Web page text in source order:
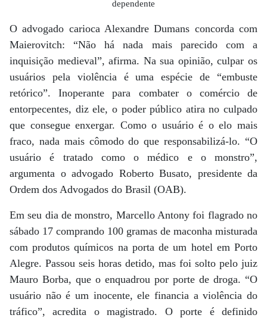
dependente
O advogado carioca Alexandre Dumans concorda com
Maierovitch: “Não há nada mais parecido com a
inquisição medieval”, afirma. Na sua opinião, culpar os
usuários pela violência é uma espécie de “embuste
retórico”. Inoperante para combater o comércio de
entorpecentes, diz ele, o poder público atira no culpado
que consegue enxergar. Como o usuário é o elo mais
fraco, nada mais cômodo do que responsabilizá-lo. “O
usuário é tratado como o médico e o monstro”,
argumenta o advogado Roberto Busato, presidente da
Ordem dos Advogados do Brasil (OAB).
Em seu dia de monstro, Marcello Antony foi flagrado no
sábado 17 comprando 100 gramas de maconha misturada
com produtos químicos na porta de um hotel em Porto
Alegre. Passou seis horas detido, mas foi solto pelo juiz
Mauro Borba, que o enquadrou por porte de droga. “O
usuário não é um inocente, ele financia a violência do
tráfico”, acredita o magistrado. O porte é definido